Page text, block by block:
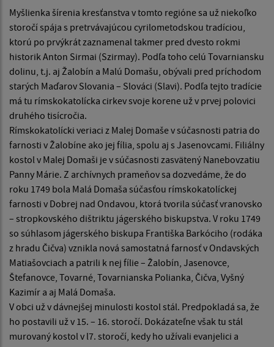
Myšlienka šírenia kresťanstva v tomto regióne sa už niekoľko
storočí spája s pretrvávajúcou cyrilometodskou tradíciou,
ktorú po prvýkrát zaznamenal takmer pred dvesto rokmi
historik Anton Sirmai (Szirmay). Podľa toho celú Tovarniansku
dolinu, t.j. aj Žalobín a Malú Domašu, obývali pred príchodom
starých Maďarov Slovania – Slováci (Slavi). Podľa tejto tradície
má tu rímskokatolícka cirkev svoje korene už v prvej polovici
druhého tisícročia.
Rímskokatolícki veriaci z Malej Domaše v súčasnosti patria do
farnosti v Žalobíne ako jej fília, spolu aj s Jasenovcami. Filiálny
kostol v Malej Domaši je v súčasnosti zasvätený Nanebovzatiu
Panny Márie. Z archívnych prameňov sa dozvedáme, že do
roku 1749 bola Malá Domaša súčasťou rímskokatolíckej
farnosti v Dobrej nad Ondavou, ktorá tvorila súčasť vranovsko
– stropkovského dištriktu jágerského biskupstva. V roku 1749
so súhlasom jágerského biskupa Františka Barkóciho (rodáka
z hradu Čičva) vznikla nová samostatná farnosť v Ondavských
Matiašovciach a patrili k nej fílie – Žalobín, Jasenovce,
Štefanovce, Tovarné, Tovarnianska Polianka, Čičva, Vyšný
Kazimír a aj Malá Domaša.
V obci už v dávnejšej minulosti kostol stál. Predpokladá sa, že
ho postavili už v 15. – 16. storočí. Dokázateľne však tu stál
murovaný kostol v l7. storočí, kedy ho užívali evanjelici a